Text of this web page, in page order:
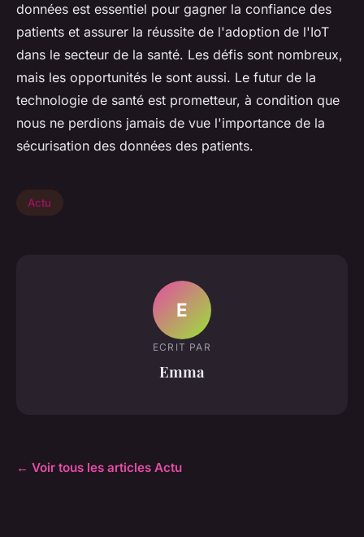
données est essentiel pour gagner la confiance des
patients et assurer la réussite de l'adoption de l'IoT
dans le secteur de la santé. Les défis sont nombreux,
mais les opportunités le sont aussi. Le futur de la
technologie de santé est prometteur, à condition que
nous ne perdions jamais de vue l'importance de la
sécurisation des données des patients.
Actu
E
ECRIT PAR
Emma
← Voir tous les articles Actu